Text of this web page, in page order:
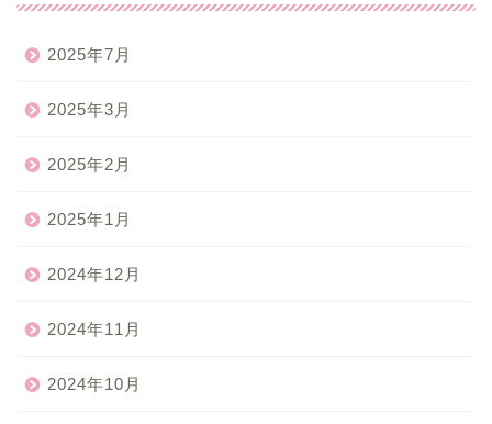
2025年7月
2025年3月
2025年2月
2025年1月
2024年12月
2024年11月
2024年10月